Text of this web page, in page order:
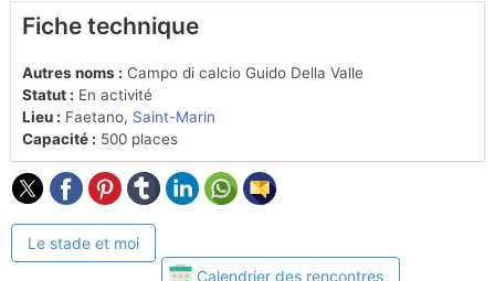
Fiche technique
Autres noms : Campo di calcio Guido Della Valle
Statut : En activité
Lieu : Faetano, Saint-Marin
Capacité : 500 places
Le stade et moi
Calendrier des rencontres